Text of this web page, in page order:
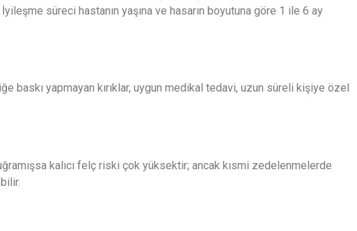
süreci hastanın yaşına ve hasarın boyutuna göre 1 ile 6 ay
baskı yapmayan kırıklar, uygun medikal tedavi, uzun süreli kişiye özel
kalıcı felç riski çok yüksektir; ancak kısmi zedelenmelerde